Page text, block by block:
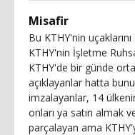
Misafir
Bu KTHY'nin
KTHY'nin İşletme
KTHY'de bir günde
açıklayanlar hatta
imzalayanlar, 14
onları ya satın almak
parçalayan ama